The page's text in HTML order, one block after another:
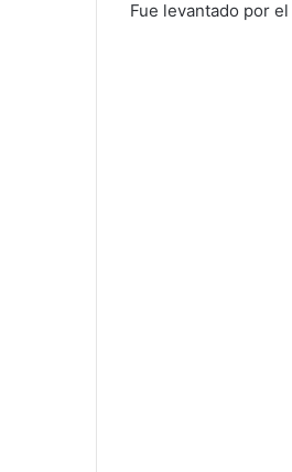
Fue levantado por